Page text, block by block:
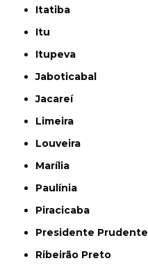
Itatiba
Itu
Itupeva
Jaboticabal
Jacareí
Limeira
Louveira
Marília
Paulínia
Piracicaba
Presidente Prudente
Ribeirão Preto